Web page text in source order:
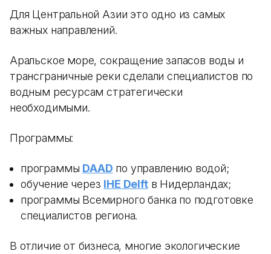
Для Центральной Азии это одно из самых
важных направлений.
Аральское море, сокращение запасов воды и
трансграничные реки сделали специалистов по
водным ресурсам стратегически
необходимыми.
Программы:
программы DAAD по управлению водой;
обучение через IHE Delftв Нидерландах;
программы Всемирного банка по подготовке
специалистов региона.
В отличие от бизнеса, многие экологические